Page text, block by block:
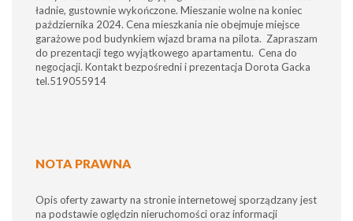
ładnie, gustownie wykończone. Mieszanie wolne na koniec
października 2024. Cena mieszkania nie obejmuje miejsce
garażowe pod budynkiem wjazd brama na pilota. Zapraszam
do prezentacji tego wyjątkowego apartamentu. Cena do
negocjacji. Kontakt bezpośredni i prezentacja Dorota Gacka
tel.519055914
NOTA PRAWNA
Opis oferty zawarty na stronie internetowej sporządzany jest
na podstawie oględzin nieruchomości oraz informacji